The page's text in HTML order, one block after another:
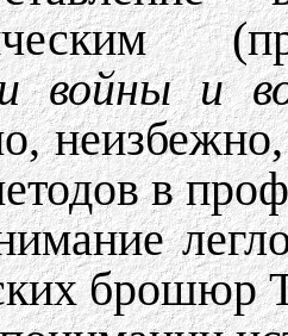
войны и
в
брошюр